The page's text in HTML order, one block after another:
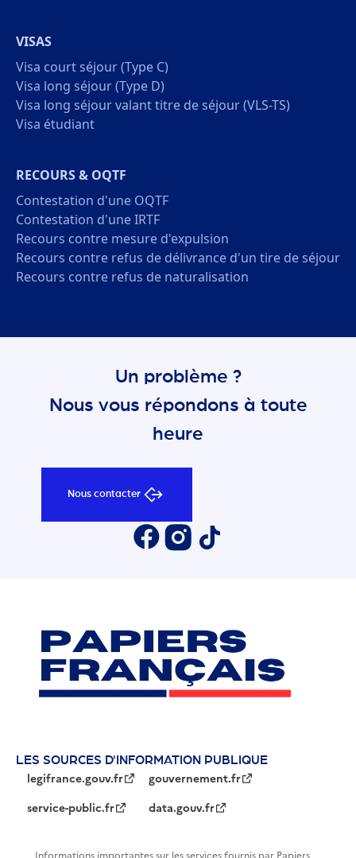
VISAS
Visa court séjour (Type C)
Visa long séjour (Type D)
Visa long séjour valant titre de séjour (VLS-TS)
Visa étudiant
RECOURS & OQTF
Contestation d'une OQTF
Contestation d'une IRTF
Recours contre mesure d'expulsion
Recours contre refus de délivrance d'un tire de séjour
Recours contre refus de naturalisation
Un problème ?
Nous vous répondons à toute
heure
Nous contacter
LES SOURCES D'INFORMATION PUBLIQUE
legifrance.gouv.fr
gouvernement.fr
service-public.fr
data.gouv.fr
Informations importantes sur les services fournis par Papiers